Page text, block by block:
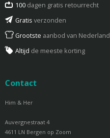
100 dagen gratis retourrecht
Gratis verzonden
Grootste aanbod van Nederland
Altijd de meeste korting
Contact
Him & Her
Auvergnestraat 4
4611 LN Bergen op Zoom